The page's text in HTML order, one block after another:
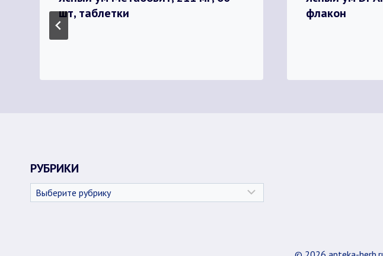
шт, таблетки
флакон
РУБРИКИ
Рубрики